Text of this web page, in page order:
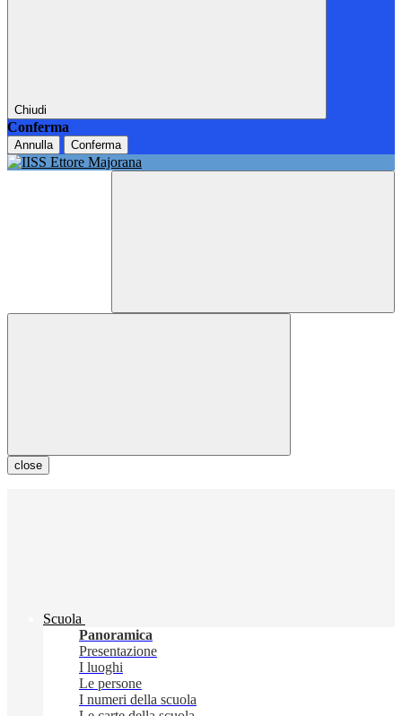
Chiudi
Conferma
Annulla Conferma
close
Scuola
Panoramica
Presentazione
I luoghi
Le persone
I numeri della scuola